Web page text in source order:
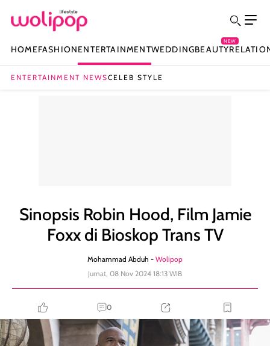
HOMEFASHIONENTERTAINMENTWEDDINGBEAUTY
NEW
ENTERTAINMENT NEWSCELEB STYLE
Sinopsis Robin Hood, Film Jamie
Foxx di Bioskop Trans TV
Mohammad Abduh - Wolipop
Jumat, 08 Nov 2024 18:13 WIB
0